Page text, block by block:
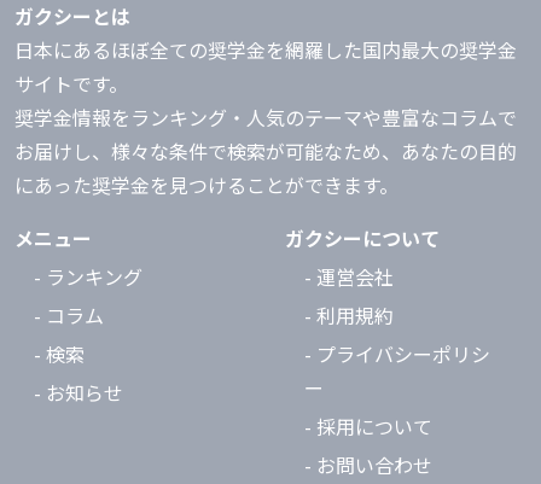
ガクシーとは
日本にあるほぼ全ての奨学金を網羅した国内最大の奨学金
サイトです。
奨学金情報をランキング・人気のテーマや豊富なコラムで
お届けし、様々な条件で検索が可能なため、あなたの目的
にあった奨学金を見つけることができます。
メニュー
- ランキング
- コラム
- 検索
- お知らせ
ガクシーについて
- 運営会社
- 利用規約
- プライバシーポリシ
ー
- 採用について
- お問い合わせ